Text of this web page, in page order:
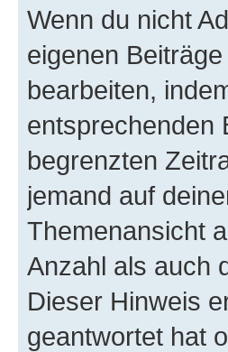
Wenn du nicht
eigenen
bearbeiten,
entsprechenden
begrenzten
jemand auf
Themenansicht
Anzahl als auch
Dieser Hinweis
geantwortet hat